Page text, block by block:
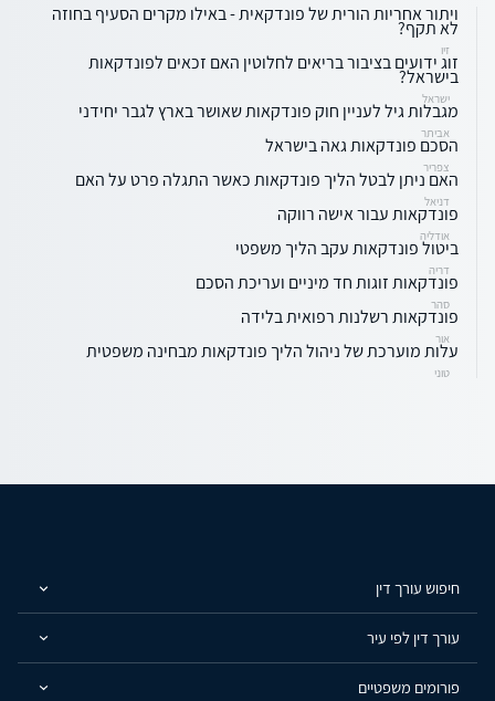
ויתור אחריות הורית של פונדקאית - באילו מקרים הסעיף בחוזה
לא תקף?
זיו
זוג ידועים בציבור בריאים לחלוטין האם זכאים לפונדקאות
בישראל?
ישראל
מגבלות גיל לעניין חוק פונדקאות שאושר בארץ לגבר יחידני
אביתר
הסכם פונדקאות גאה בישראל
צפריר
האם ניתן לבטל הליך פונדקאות כאשר התגלה פרט על האם
דניאל
פונדקאות עבור אישה רווקה
אודליה
ביטול פונדקאות עקב הליך משפטי
דריה
פונדקאות זוגות חד מיניים ועריכת הסכם
סהר
פונדקאות רשלנות רפואית בלידה
אור
עלות מוערכת של ניהול הליך פונדקאות מבחינה משפטית
טוני
חיפוש עורך דין
עורך דין לפי עיר
פורומים משפטיים